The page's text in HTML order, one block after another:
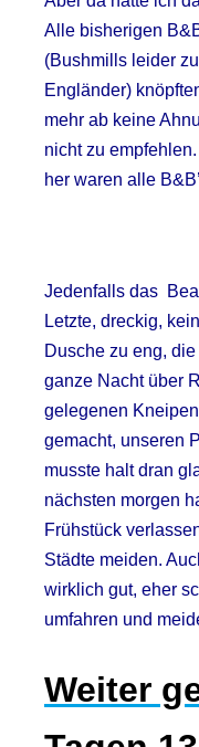
Alle bisherigen
(Bushmills leider
Engländer)
mehr ab keine
nicht zu
her waren alle
Jedenfalls das
Letzte, dreckig,
Dusche zu eng,
ganze Nacht über
gelegenen
gemacht, unseren
musste halt dran
nächsten morgen
Frühstück
Städte meiden.
wirklich gut, eher
umfahren und
Weiter